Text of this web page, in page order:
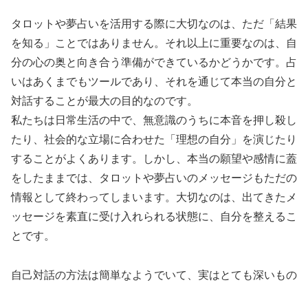
タロットや夢占いを活用する際に大切なのは、ただ「結果
を知る」ことではありません。それ以上に重要なのは、自
分の心の奥と向き合う準備ができているかどうかです。占
いはあくまでもツールであり、それを通じて本当の自分と
対話することが最大の目的なのです。
私たちは日常生活の中で、無意識のうちに本音を押し殺し
たり、社会的な立場に合わせた「理想の自分」を演じたり
することがよくあります。しかし、本当の願望や感情に蓋
をしたままでは、タロットや夢占いのメッセージもただの
情報として終わってしまいます。大切なのは、出てきたメ
ッセージを素直に受け入れられる状態に、自分を整えるこ
とです。
自己対話の方法は簡単なようでいて、実はとても深いもの